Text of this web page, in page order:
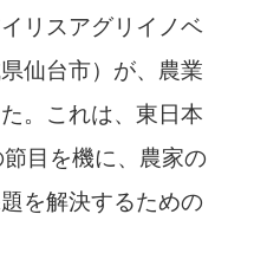
リスアグリイノベ
仙台市）が、農業
。これは、東日本
目を機に、農家の
を解決するための